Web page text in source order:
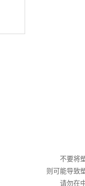
不要将
则可能导致
请勿在中